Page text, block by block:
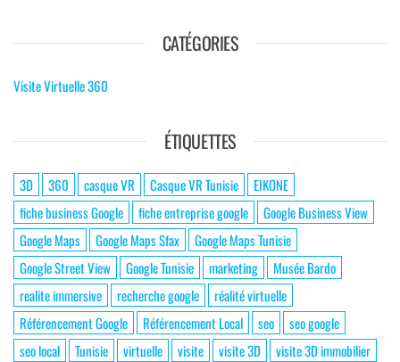
CATÉGORIES
Visite Virtuelle 360
ÉTIQUETTES
3D 360 casque VR Casque VR Tunisie
EIKONE
fiche business Google
fiche entreprise google
Google Business View
Google Maps
Google Maps Sfax
Google Maps Tunisie
Google Street View
Google Tunisie marketing
Musée Bardo
realite immersive
recherche google
réalité virtuelle
Référencement Google
Référencement Local seo
seo google
seo local
Tunisie virtuelle visite visite 3D
visite 3D immobilier